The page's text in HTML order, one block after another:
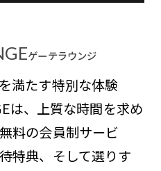
ゲーテラウンジ
満たす特別な体験
は、上質な時間を求め
料の会員制サービ
特典、そして選りす